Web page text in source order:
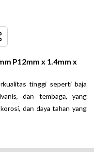
P12mm x 1.4mm x
tinggi seperti baja
dan tembaga, yang
dan daya tahan yang